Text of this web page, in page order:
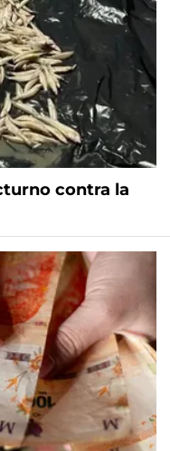
contra la